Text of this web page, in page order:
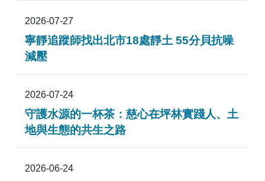
2026-07-27
寧靜追蹤師找出北市18處靜土 55分貝抗噪
減壓
2026-07-24
守護水源的一杯茶：慈心在坪林實踐人、土
地與生態的共生之路
2026-06-24